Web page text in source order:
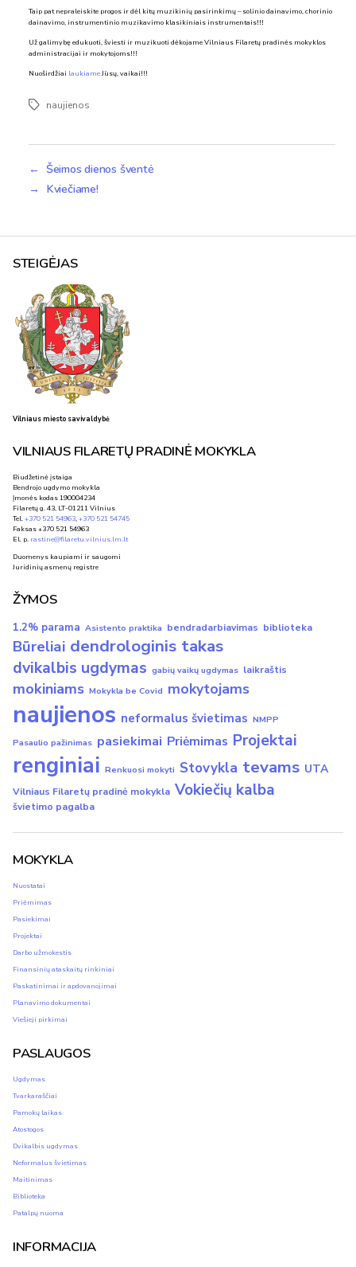
Taip pat nepraleiskite progos ir dėl kitų muzikinių pasirinkimų – solinio dainavimo, chorinio
dainavimo, instrumentinio muzikavimo klasikiniais instrumentais!!!
Už galimybę edukuoti, šviesti ir muzikuoti dėkojame Vilniaus Filaretų pradinės mokyklos
administracijai ir mokytojoms!!!
Nuoširdžiai laukiameJūsų, vaikai!!!
Žymosnaujienos
← Šeimos dienos šventė
→ Kviečiame!
STEIGĖJAS
Vilniaus miesto savivaldybė
VILNIAUS FILARETŲ PRADINĖ MOKYKLA
Biudžetinė įstaiga
Bendrojo ugdymo mokykla
Įmonės kodas 190004234
Filaretų g. 43, LT-01211 Vilnius
Tel.+370 521 54963,+370 521 54745
Faksas +370 521 54963
El. p. rastine@filaretu.vilnius.lm.lt
Duomenys kaupiami ir saugomi
Juridinių asmenų registre
ŽYMOS
1.2% parama Asistento praktika bendradarbiavimas biblioteka
Būreliai dendrologinis takas
dvikalbis ugdymas gabių vaikų ugdymas laikraštis
mokiniams Mokykla be Covid mokytojams
naujienos neformalus švietimas NMPP
Pasaulio pažinimas pasiekimai Priėmimas Projektai
renginiai Renkuosi mokyti Stovykla tevams UTA
Vilniaus Filaretų pradinė mokykla Vokiečių kalba
švietimo pagalba
MOKYKLA
Nuostatai
Priėmimas
Pasiekimai
Projektai
Darbo užmokestis
Finansinių ataskaitų rinkiniai
Paskatinimai ir apdovanojimai
Planavimo dokumentai
Viešieji pirkimai
PASLAUGOS
Ugdymas
Tvarkaraščiai
Pamokų laikas
Atostogos
Dvikalbis ugdymas
Neformalus švietimas
Maitinimas
Biblioteka
Patalpų nuoma
INFORMACIJA